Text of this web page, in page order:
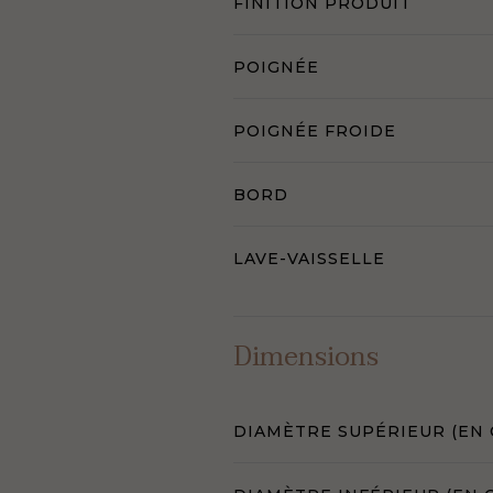
POIGNÉE
POIGNÉE FROIDE
BORD
LAVE-VAISSELLE
Dimensions
DIAMÈTRE SUPÉRIEUR (EN